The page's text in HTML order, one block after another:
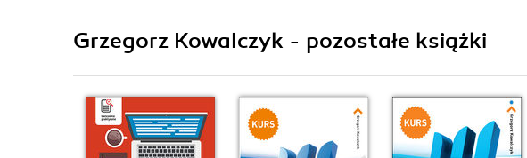
Grzegorz Kowalczyk - pozostałe książki